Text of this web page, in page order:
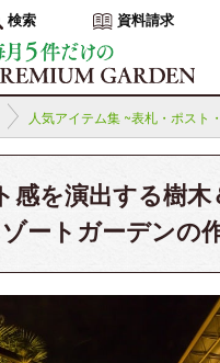
検索 資料請求
人気アイテム集 ~表札・ポスト
感を演出する樹
ートガーデンの